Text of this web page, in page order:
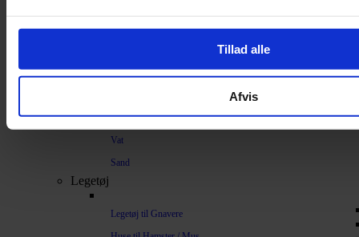
Tillad alle
Afvis
Savsmuld
Bommuld
Træpiller
Vat
Sand
Legetøj
Legetøj til Gnavere